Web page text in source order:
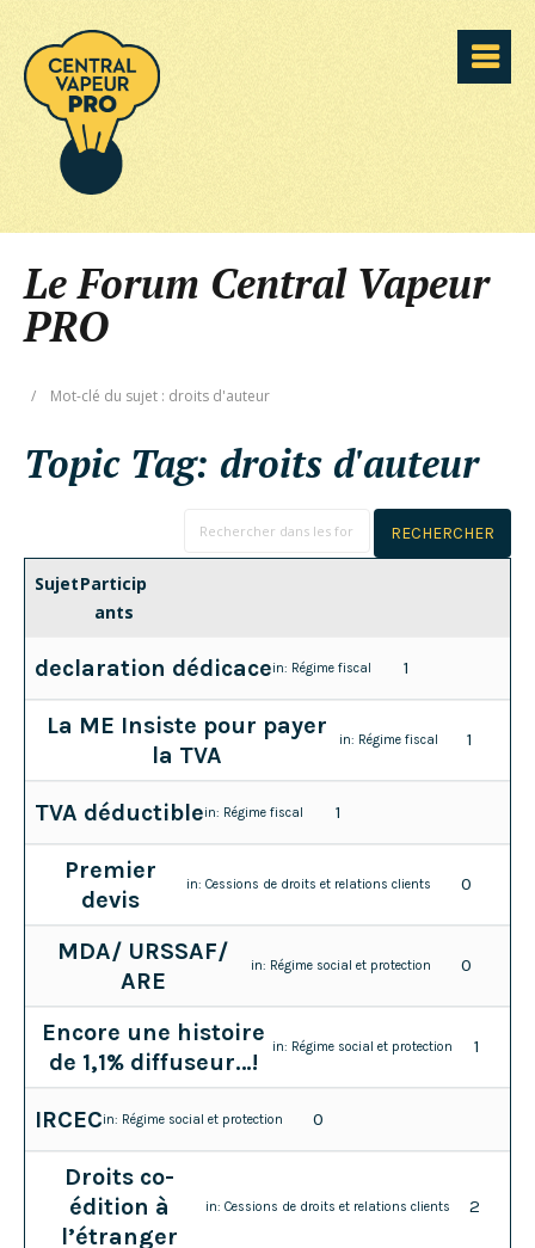
Le Forum Central Vapeur
PRO
/ Mot-clé du sujet : droits d'auteur
Topic Tag: droits d'auteur
SujetParticip
ants
declaration dédicacein: Régime fiscal 1
La ME Insiste pour payer
la TVA
in: Régime fiscal 1
TVA déductiblein: Régime fiscal 1
Premier
devis
in:Cessions de droits et relations clients 0
MDA/ URSSAF/
ARE
in: Régime social et protection 0
Encore une histoire
de 1,1% diffuseur…!
in: Régime social et protection 1
IRCECin: Régime social et protection 0
Droits co-
édition à
l’étranger
in: Cessions de droits et relations clients 2